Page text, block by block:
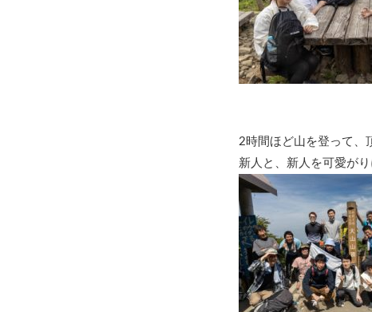
2時間ほど山を登って、
新人と、新人を可愛が